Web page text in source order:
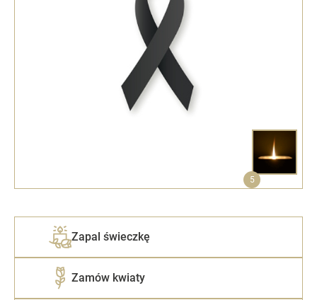
5
Zapal świeczkę
Zamów kwiaty